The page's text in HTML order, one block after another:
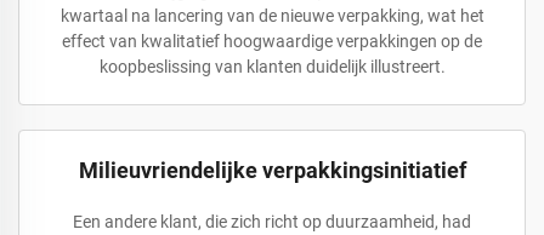
kwartaal na lancering van de nieuwe verpakking, wat het
effect van kwalitatief hoogwaardige verpakkingen op de
koopbeslissing van klanten duidelijk illustreert.
Milieuvriendelijke verpakkingsinitiatief
Een andere klant, die zich richt op duurzaamheid, had